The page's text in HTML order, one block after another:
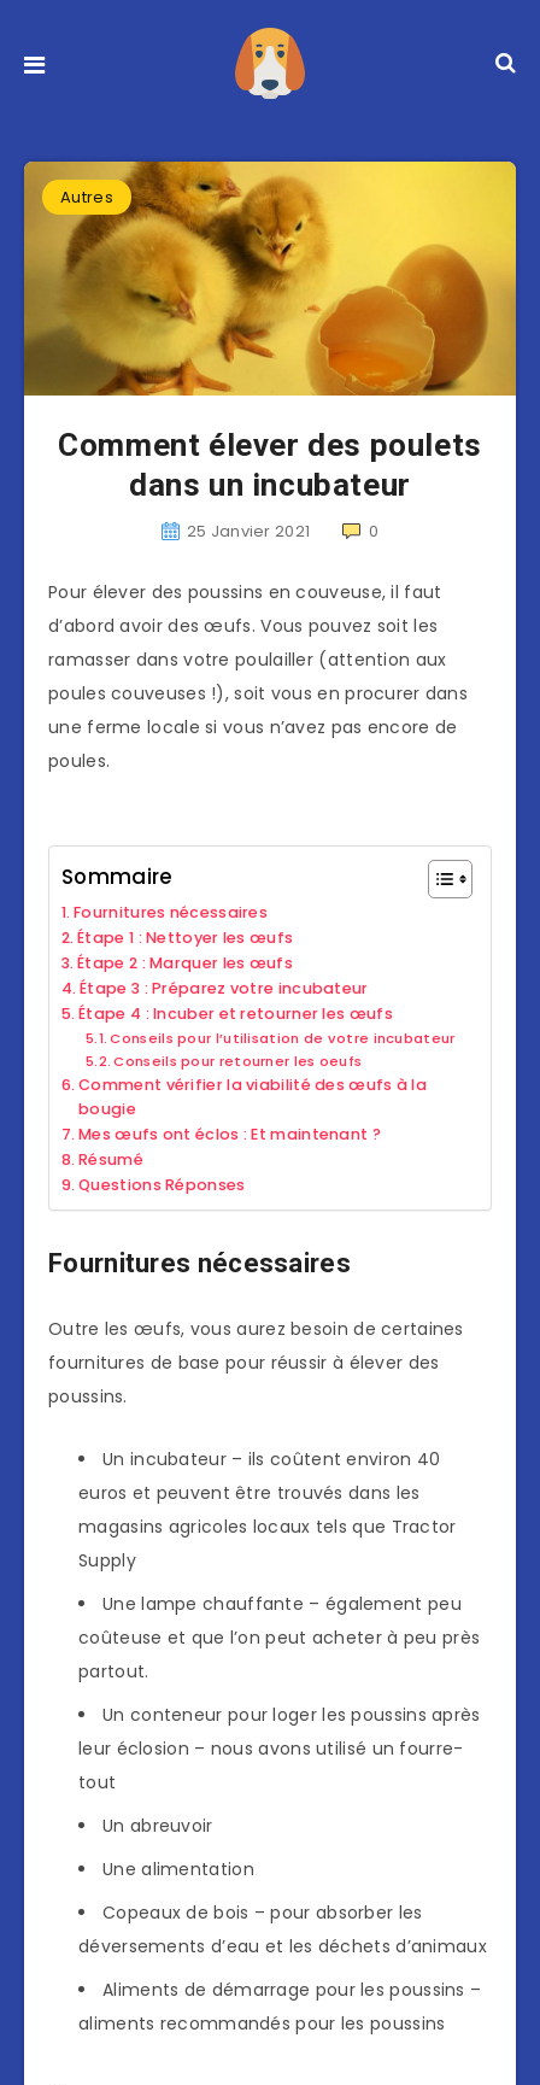
Autres
Comment élever des poulets
dans un incubateur
25 Janvier 2021 0
Pour élever des poussins en couveuse, il faut
d’abord avoir des œufs. Vous pouvez soit les
ramasser dans votre poulailler (attention aux
poules couveuses !), soit vous en procurer dans
une ferme locale si vous n’avez pas encore de
poules.
Sommaire
Fournitures nécessaires
Étape 1 : Nettoyer les œufs
Étape 2 : Marquer les œufs
Étape 3 : Préparez votre incubateur
Étape 4 : Incuber et retourner les œufs
Conseils pour l’utilisation de votre incubateur
Conseils pour retourner les oeufs
Comment vérifier la viabilité des œufs à la
bougie
Mes œufs ont éclos : Et maintenant ?
Résumé
Questions Réponses
Fournitures nécessaires
Outre les œufs, vous aurez besoin de certaines
fournitures de base pour réussir à élever des
poussins.
Un incubateur – ils coûtent environ 40
euros et peuvent être trouvés dans les
magasins agricoles locaux tels que Tractor
Supply
Une lampe chauffante – également peu
coûteuse et que l’on peut acheter à peu près
partout.
Un conteneur pour loger les poussins après
leur éclosion – nous avons utilisé un fourre-
tout
Un abreuvoir
Une alimentation
Copeaux de bois – pour absorber les
déversements d’eau et les déchets d’animaux
Aliments de démarrage pour les poussins –
aliments recommandés pour les poussins